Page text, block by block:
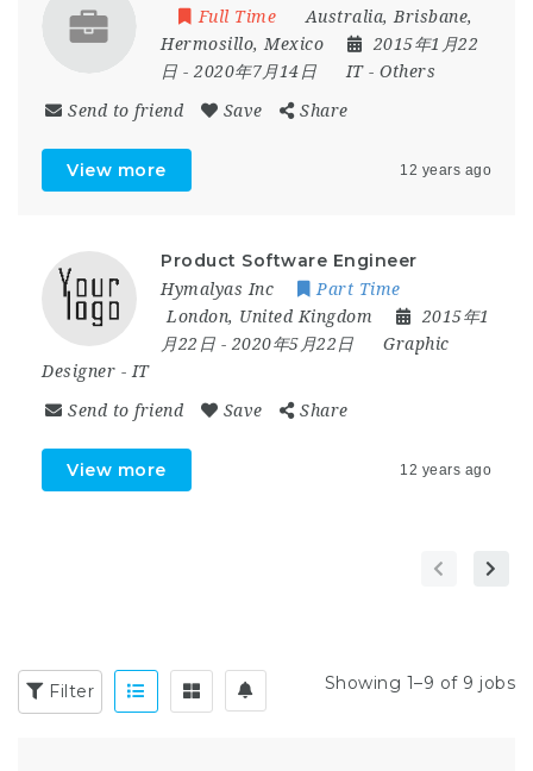
Full Time Australia, Brisbane,
Hermosillo, Mexico
2015年1月22
日 - 2020年7月14日 IT- Others
Send to friend Save Share
View more 12 years ago
Product Software Engineer
Hymalyas Inc
Part Time
London, United Kingdom
2015年1
月22日 - 2020年5月22日
Graphic
Designer - IT
Send to friend Save Share
View more 12 years ago
Filter Showing 1–9 of 9 jobs